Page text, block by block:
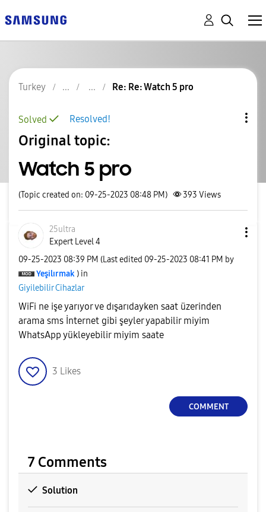
Turkey Re: Re: Watch 5 pro
Resolved!
Solved
Original topic:
Watch 5 pro
(Topic created on: 09-25-2023 08:48 PM) 393 Views
25ultra
Expert Level 4
‎09-25-2023 08:39 PM (Last edited ‎09-25-2023 08:41 PM by
Yeşilırmak ) in
Giyilebilir Cihazlar
WiFi ne işe yarıyor ve dışarıdayken saat üzerinden
arama sms İnternet gibi şeyler yapabilir miyim
WhatsApp yükleyebilir miyim saate
3 Likes
COMMENT
7 Comments
Solution